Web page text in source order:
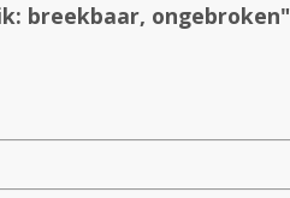
breekbaar, ongebroken"